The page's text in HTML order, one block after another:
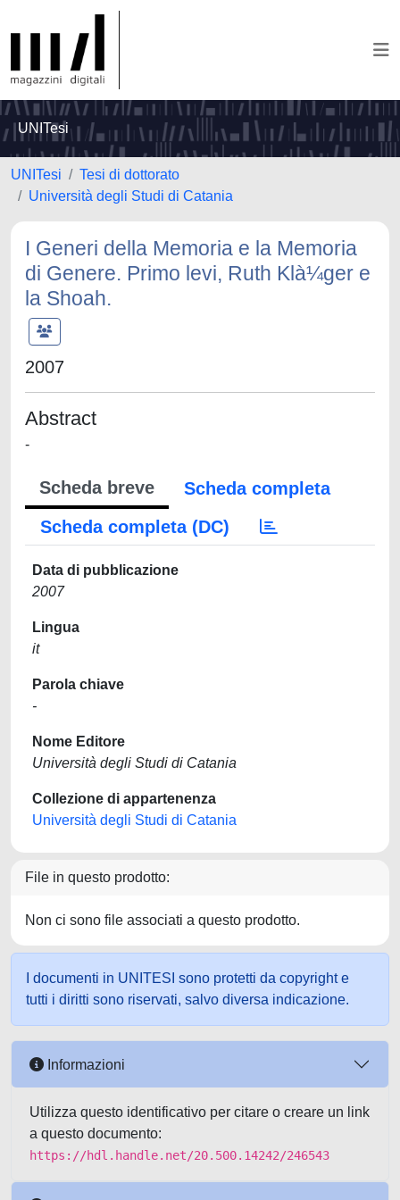
UNITesi
UNITesi
Tesi di dottorato
Università degli Studi di Catania
I Generi della Memoria e la Memoria
di Genere. Primo levi, Ruth Klà¼ger e
la Shoah.
2007
Abstract
-
Scheda breve
Scheda completa
Scheda completa (DC)
Data di pubblicazione
2007
Lingua
it
Parola chiave
-
Nome Editore
Università degli Studi di Catania
Collezione di appartenenza
Università degli Studi di Catania
File in questo prodotto:
Non ci sono file associati a questo prodotto.
I documenti in UNITESI sono protetti da copyright e
tutti i diritti sono riservati, salvo diversa indicazione.
Informazioni
Utilizza questo identificativo per citare o creare un link
a questo documento:
https://hdl.handle.net/20.500.14242/246543